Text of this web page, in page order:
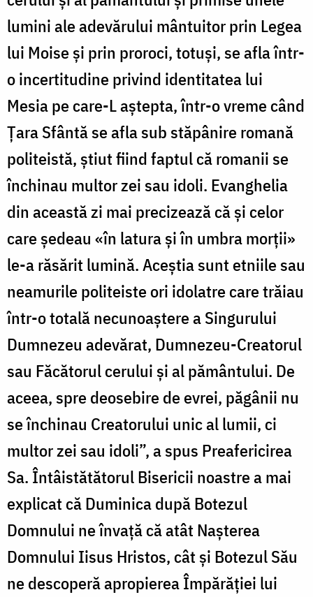
lumini ale adevărului mântuitor prin Legea
lui Moise și prin proroci, totuși, se afla într-
o incertitudine privind identitatea lui
Mesia pe care-L aștepta, într-o vreme când
Țara Sfântă se afla sub stăpânire romană
politeistă, știut fiind faptul că romanii se
închinau multor zei sau idoli. Evanghelia
din această zi mai precizează că și celor
care ședeau «în latura și în umbra morții»
le-a răsărit lumină. Aceștia sunt etniile sau
neamurile politeiste ori idolatre care trăiau
într-o totală necunoaștere a Singurului
Dumnezeu adevărat, Dumnezeu-Creatorul
sau Făcătorul cerului și al pământului. De
aceea, spre deosebire de evrei, păgânii nu
se închinau Creatorului unic al lumii, ci
multor zei sau idoli”, a spus Preafericirea
Sa. Întâistătătorul Bisericii noastre a mai
explicat că Duminica după Botezul
Domnului ne învață că atât Nașterea
Domnului Iisus Hristos, cât și Botezul Său
ne descoperă apropierea Împărăției lui